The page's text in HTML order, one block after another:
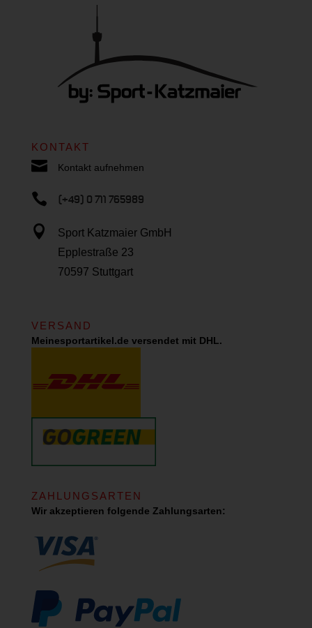
KONTAKT
 Kontakt aufnehmen
 (+49) 0 711 765989

Sport Katzmaier GmbH
Epplestraße 23
70597 Stuttgart
VERSAND
Meinesportartikel.de versendet mit DHL.
ZAHLUNGSARTEN
Wir akzeptieren folgende Zahlungsarten: